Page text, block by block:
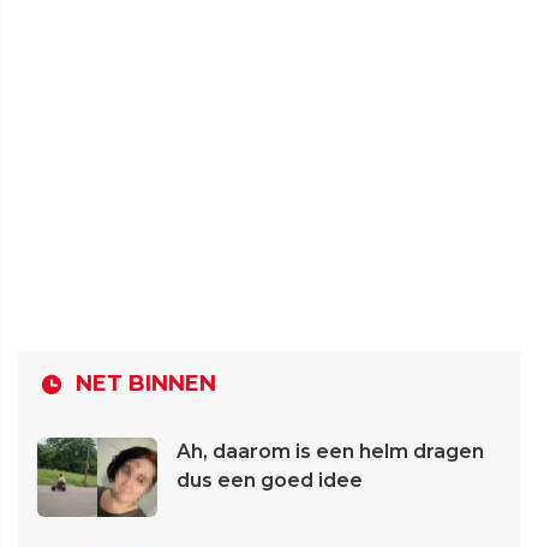
NET BINNEN
Ah, daarom is een helm dragen
dus een goed idee